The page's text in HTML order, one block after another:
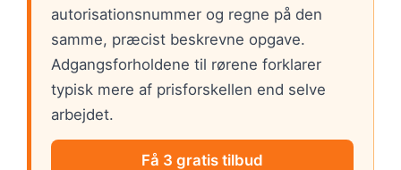
autorisationsnummer og regne på den
samme, præcist beskrevne opgave.
Adgangsforholdene til rørene forklarer
typisk mere af prisforskellen end selve
arbejdet.
Få 3 gratis tilbud